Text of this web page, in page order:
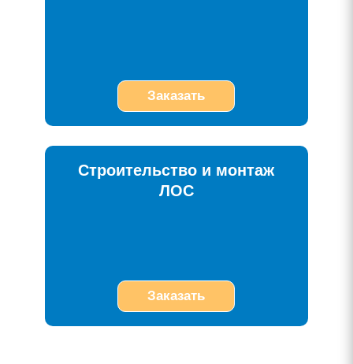
Заказать
Строительство и монтаж
ЛОС
Заказать